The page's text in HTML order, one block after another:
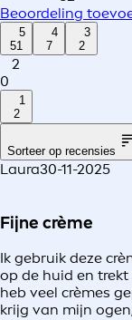
Beoordeling
5
51
4
7
3
2
2
0
1
2
Sorteer op recensies
Laura30-11-2025
Fijne crème
Ik gebruik deze
op de huid en trekt
heb veel crèmes
krijg van mijn